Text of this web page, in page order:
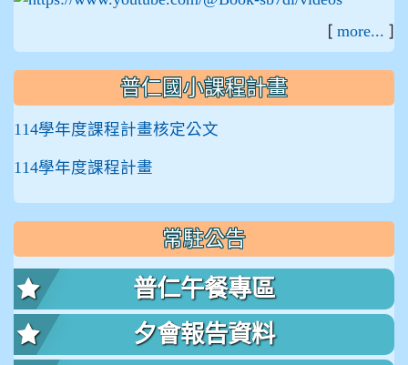
[ more... ]
普仁國小課程計畫
114學年度課程計畫核定公文
114學年度課程計畫
常駐公告
普仁午餐專區
夕會報告資料